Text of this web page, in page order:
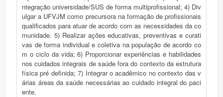
ntegração universidade/SUS de forma multiprofissional; 4) Div
ulgar a UFVJM como precursora na formação de profissionais
qualificados para atuar de acordo com as necessidades da co
munidade. 5) Realizar ações educativas, preventivas e curati
vas de forma individual e coletiva na população de acordo co
m o ciclo da vida; 6) Proporcionar experiências e habilidades
nos cuidados integrais de saúde fora do contexto da estrutura
física pré definida; 7) Integrar o acadêmico no contexto das v
árias áreas da saúde necessárias ao cuidado integral do paci
ente.